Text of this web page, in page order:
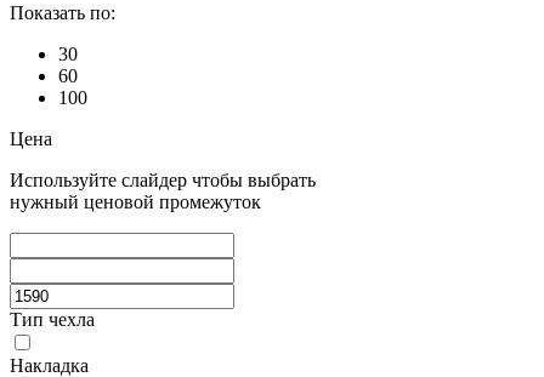
Показать по:
30
60
100
Цена
Используйте слайдер чтобы выбрать
нужный ценовой промежуток
Тип чехла
Накладка